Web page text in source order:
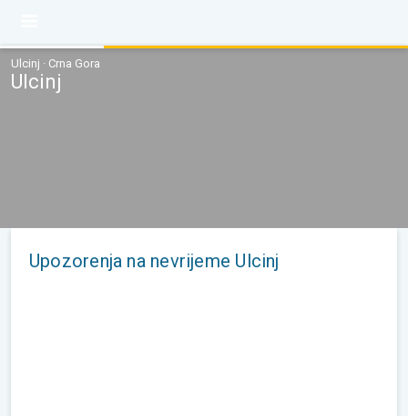
Ulcinj · Crna Gora
Ulcinj
Upozorenja na nevrijeme Ulcinj